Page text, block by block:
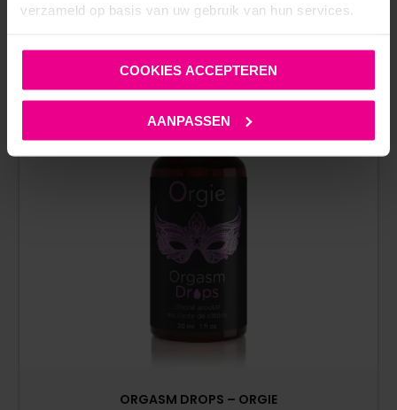
verzameld op basis van uw gebruik van hun services.
COOKIES ACCEPTEREN
AANPASSEN
ORGASM DROPS – ORGIE